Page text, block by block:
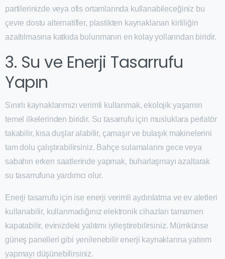
partilerinizde veya ofis ortamlarında kullanabileceğiniz bu
çevre dostu alternatifler, plastikten kaynaklanan kirliliğin
azaltılmasına katkıda bulunmanın en kolay yollarından biridir.
3. Su ve Enerji Tasarrufu
Yapın
Sınırlı kaynaklarımızı verimli kullanmak, ekolojik yaşamın
temel ilkelerinden biridir. Su tasarrufu için musluklara perlatör
takabilir, kısa duşlar alabilir, çamaşır ve bulaşık makinelerini
tam dolu çalıştırabilirsiniz. Bahçe sulamalarını gece veya
sabahın erken saatlerinde yapmak, buharlaşmayı azaltarak
su tasarrufuna yardımcı olur.
Enerji tasarrufu için ise enerji verimli aydınlatma ve ev aletleri
kullanabilir, kullanmadığınız elektronik cihazları tamamen
kapatabilir, evinizdeki yalıtımı iyileştirebilirsiniz. Mümkünse
güneş panelleri gibi yenilenebilir enerji kaynaklarına yatırım
yapmayı düşünebilirsiniz.